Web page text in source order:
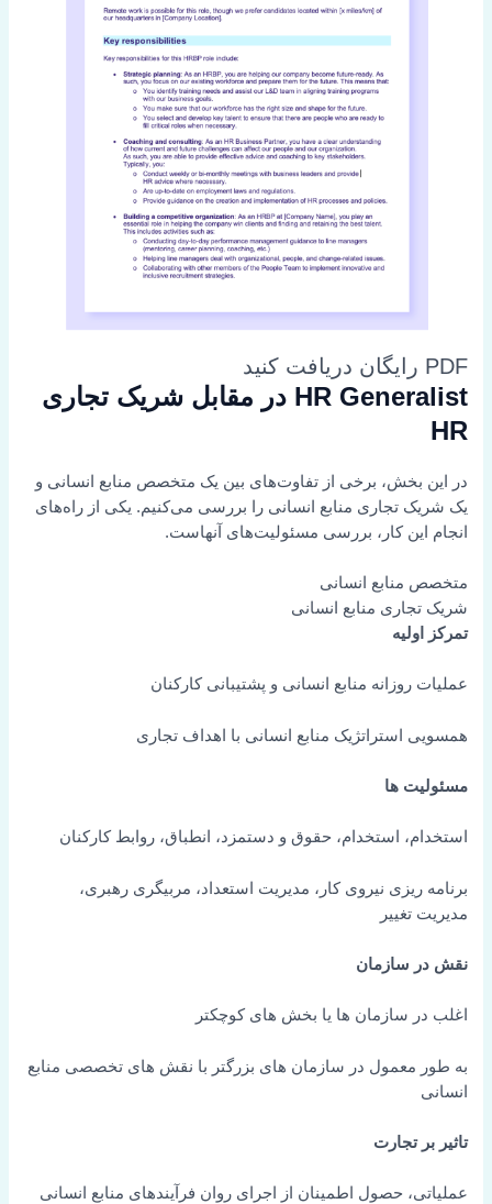
PDF رایگان دریافت کنید
HR Generalist در مقابل شریک تجاری
HR
در این بخش، برخی از تفاوت‌های بین یک متخصص منابع انسانی و
یک شریک تجاری منابع انسانی را بررسی می‌کنیم. یکی از راه‌های
انجام این کار، بررسی مسئولیت‌های آنهاست.
متخصص منابع انسانی
شریک تجاری منابع انسانی
تمرکز اولیه
عملیات روزانه منابع انسانی و پشتیبانی کارکنان
همسویی استراتژیک منابع انسانی با اهداف تجاری
مسئولیت ها
استخدام، استخدام، حقوق و دستمزد، انطباق، روابط کارکنان
برنامه ریزی نیروی کار، مدیریت استعداد، مربیگری رهبری،
مدیریت تغییر
نقش در سازمان
اغلب در سازمان ها یا بخش های کوچکتر
به طور معمول در سازمان های بزرگتر با نقش های تخصصی منابع
انسانی
تاثیر بر تجارت
عملیاتی، حصول اطمینان از اجرای روان فرآیندهای منابع انسانی